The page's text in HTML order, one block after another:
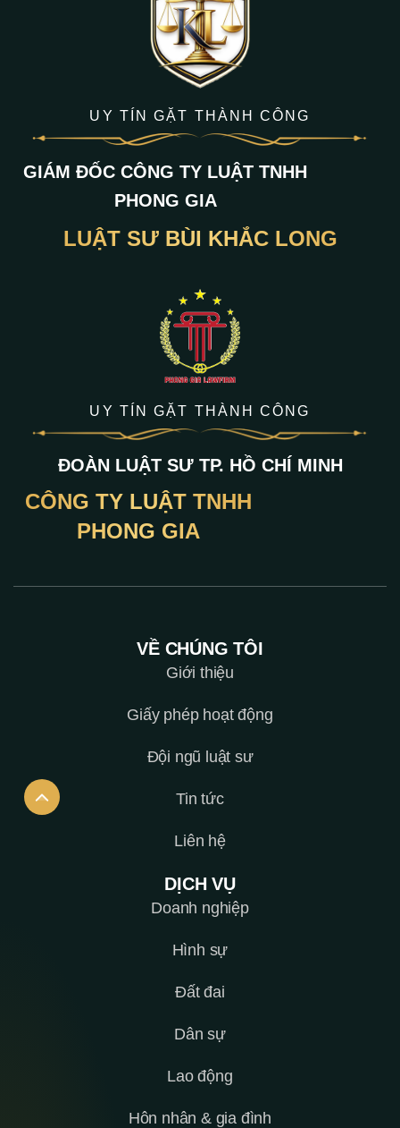
UY TÍN GẶT THÀNH CÔNG
GIÁM ĐỐC CÔNG TY LUẬT TNHH
PHONG GIA
LUẬT SƯ BÙI KHẮC LONG
UY TÍN GẶT THÀNH CÔNG
ĐOÀN LUẬT SƯ TP. HỒ CHÍ MINH
CÔNG TY LUẬT TNHH
PHONG GIA
VỀ CHÚNG TÔI
Giới thiệu
Giấy phép hoạt động
Đội ngũ luật sư
Tin tức
Liên hệ
DỊCH VỤ
Doanh nghiệp
Hình sự
Đất đai
Dân sự
Lao động
Hôn nhân & gia đình